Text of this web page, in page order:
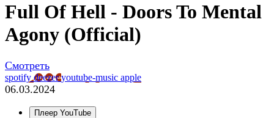
Full Of Hell - Doors To Mental
Agony (Official)
Смотреть
spotifydeezeryoutube-music apple
06.03.2024
Плеер YouTube